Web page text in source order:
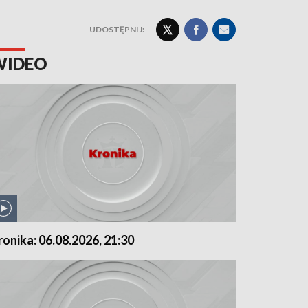
UDOSTĘPNIJ:
06.08.2026, 21:30